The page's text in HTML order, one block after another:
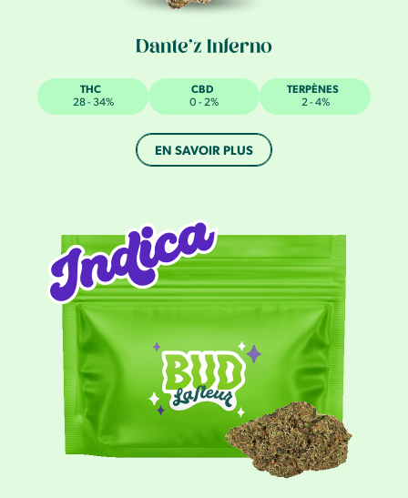
Dante’z Inferno
THC
28 - 34%
CBD
0 - 2%
TERPÈNES
2 - 4%
EN SAVOIR PLUS